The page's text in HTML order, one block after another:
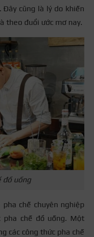
cũng là lý do khiến
theo đuổi ước mơ nay.
đồ uống
chế chuyên nghiệp
pha chế đồ uống. Một
các công thức pha chế